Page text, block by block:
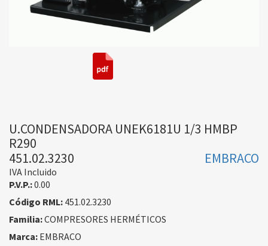
U.CONDENSADORA UNEK6181U 1/3 HMBP
R290
451.02.3230
EMBRACO
IVA Incluido
P.V.P.:0.00
Código RML: 451.02.3230
Familia:COMPRESORES HERMÉTICOS
Marca: EMBRACO